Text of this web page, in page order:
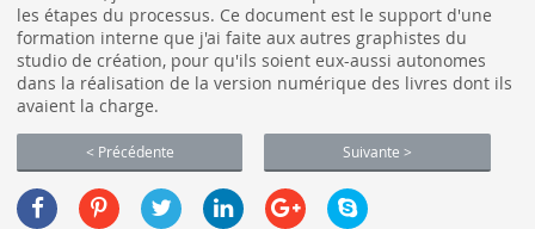
les étapes du processus. Ce document est le support d'une
formation interne que j'ai faite aux autres graphistes du
studio de création, pour qu'ils soient eux-aussi autonomes
dans la réalisation de la version numérique des livres dont ils
avaient la charge.
< Précédente Suivante >